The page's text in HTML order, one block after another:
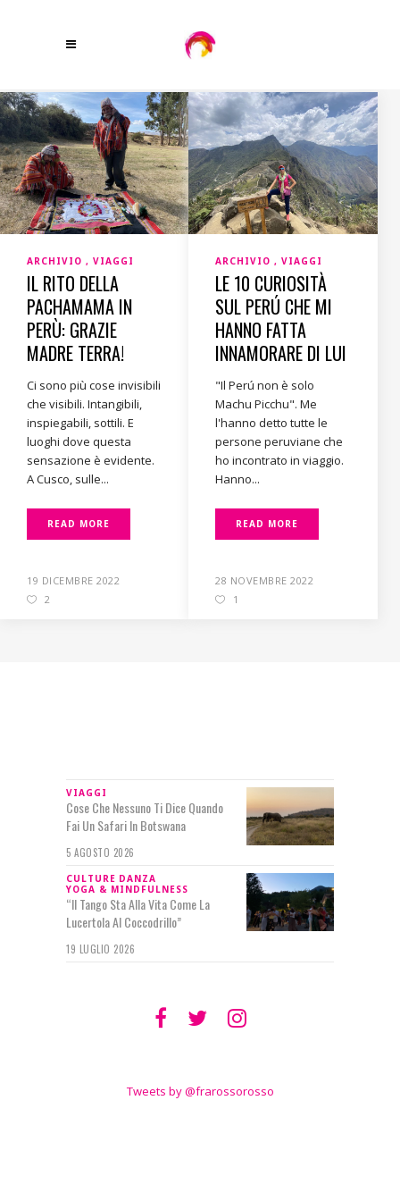
ARCHIVIO VIAGGI
IL RITO DELLA
PACHAMAMA IN
PERÙ: GRAZIE
MADRE TERRA!
Ci sono più cose invisibili
che visibili. Intangibili,
inspiegabili, sottili. E
luoghi dove questa
sensazione è evidente.
A Cusco, sulle...
READ MORE
19 DICEMBRE 2022
2
ARCHIVIO VIAGGI
LE 10 CURIOSITÀ
SUL PERÚ CHE MI
HANNO FATTA
INNAMORARE DI LUI
"Il Perú non è solo
Machu Picchu". Me
l'hanno detto tutte le
persone peruviane che
ho incontrato in viaggio.
Hanno...
READ MORE
28 NOVEMBRE 2022
1
VIAGGI
Cose Che Nessuno Ti Dice Quando
Fai Un Safari In Botswana
5 AGOSTO 2026
CULTURE DANZA
YOGA & MINDFULNESS
“Il Tango Sta Alla Vita Come La
Lucertola Al Coccodrillo”
19 LUGLIO 2026
Tweets by @frarossorosso